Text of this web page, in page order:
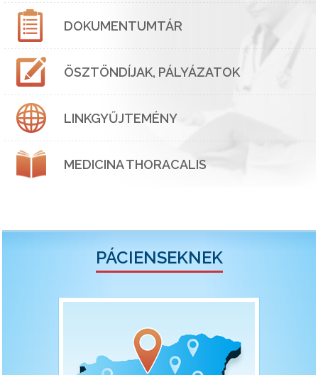
DOKUMENTUMTÁR
ÖSZTÖNDÍJAK, PÁLYÁZATOK
LINKGYŰJTEMÉNY
MEDICINA THORACALIS
PÁCIENSEKNEK